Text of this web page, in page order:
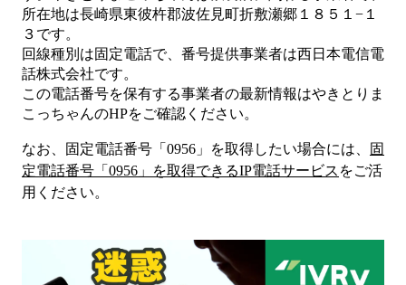
所在地は長崎県東彼杵郡波佐見町折敷瀬郷１８５１−１
３ です。
回線種別は固定電話で、番号提供事業者は西日本電信電
話株式会社です。
この電話番号を保有する事業者の最新情報はやきとりま
こっちゃんのHPをご確認ください。
なお、固定電話番号「 0956 」を取得したい場合には、
固
定電話番号「 0956 」を取得できるIP電話サービス をご活
用ください。